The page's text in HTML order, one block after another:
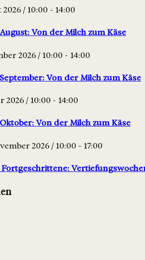
2026 / 10:00 - 14:00
Von der Milch zum Käse
2026 / 10:00 - 14:00
Von der Milch zum Käse
2026 / 10:00 - 14:00
Von der Milch zum Käse
2026 / 10:00 - 17:00
Fortgeschrittene: